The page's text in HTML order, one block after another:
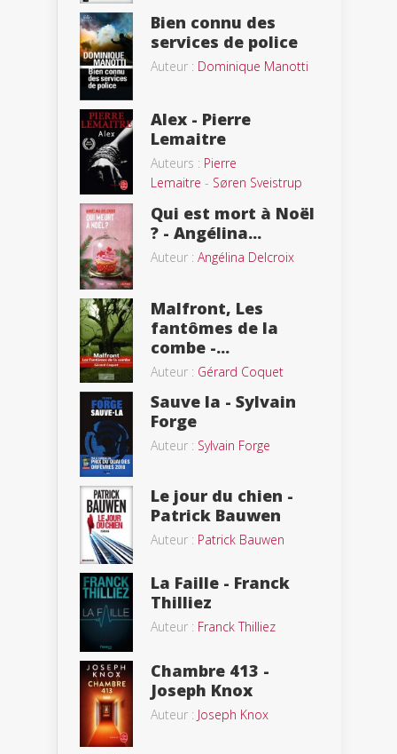
Bien connu des
services de police
Auteur : Dominique Manotti
Alex - Pierre
Lemaitre
Auteurs : Pierre
Lemaitre - Søren Sveistrup
Qui est mort à Noël
? - Angélina...
Auteur : Angélina Delcroix
Malfront, Les
fantômes de la
combe -...
Auteur : Gérard Coquet
Sauve la - Sylvain
Forge
Auteur : Sylvain Forge
Le jour du chien -
Patrick Bauwen
Auteur : Patrick Bauwen
La Faille - Franck
Thilliez
Auteur : Franck Thilliez
Chambre 413 -
Joseph Knox
Auteur : Joseph Knox